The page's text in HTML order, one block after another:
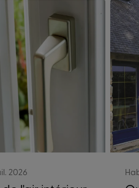
2026